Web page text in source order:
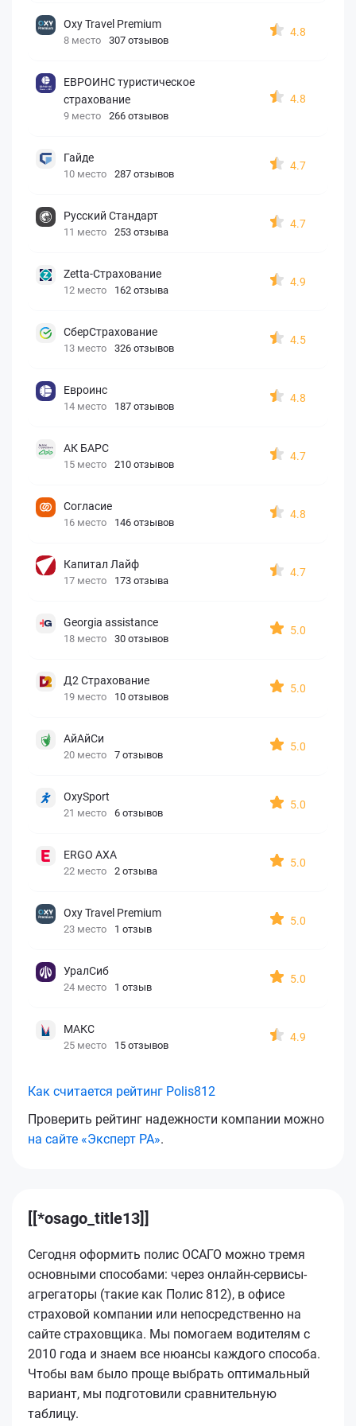
Oxy Travel Premium
8 место 307 отзывов
4.8
ЕВРОИНС туристическое
страхование
9 место 266 отзывов
4.8
Гайде
10 место 287 отзывов
4.7
Русский Стандарт
11 место 253 отзыва
4.7
Zetta-Страхование
12 место 162 отзыва
4.9
СберСтрахование
13 место 326 отзывов
4.5
Евроинс
14 место 187 отзывов
4.8
АК БАРС
15 место 210 отзывов
4.7
Согласие
16 место 146 отзывов
4.8
Капитал Лайф
17 место 173 отзыва
4.7
Georgia assistance
18 место 30 отзывов
5.0
Д2 Страхование
19 место 10 отзывов
5.0
АйАйСи
20 место 7 отзывов
5.0
OxySport
21 место 6 отзывов
5.0
ERGO AXA
22 место 2 отзыва
5.0
Oxy Travel Premium
23 место 1 отзыв
5.0
УралСиб
24 место 1 отзыв
5.0
МАКС
25 место 15 отзывов
4.9
Как считается рейтинг Polis812
Проверить рейтинг надежности компании можно
на сайте «Эксперт РА».
[[*osago_title13]]
Сегодня оформить полис ОСАГО можно тремя
основными способами: через онлайн-сервисы-
агрегаторы (такие как Полис 812), в офисе
страховой компании или непосредственно на
сайте страховщика. Мы помогаем водителям с
2010 года и знаем все нюансы каждого способа.
Чтобы вам было проще выбрать оптимальный
вариант, мы подготовили сравнительную
таблицу.